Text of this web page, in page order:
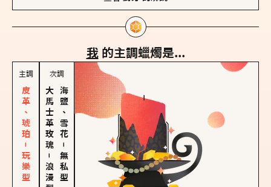
我 的主調蠟燭是...
主調
皮革、琥珀－玩樂型
次調
大馬士革玫瑰
－
浪漫型
海鹽、雪花
－
無私型